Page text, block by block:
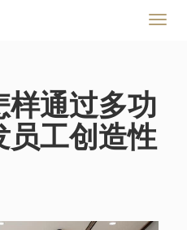
切
样通过多功
员工创造性